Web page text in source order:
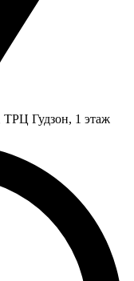
ТРЦ Гудзон, 1 этаж